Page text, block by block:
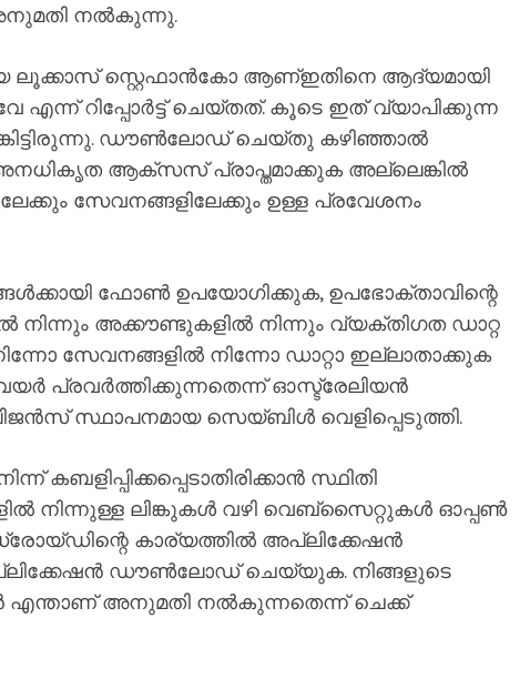
നൽകുന്നു.
ലൂക്കാസ് സ്റ്റെഫാൻകോ ആണ്ഇതിനെ ആദ്യമായി
എന്ന് റിപ്പോർട്ട് ചെയ്തത്. കൂടെ ഇത് വ്യാപിക്കുന്ന
ഡൗൺലോഡ് ചെയ്തു കഴിഞ്ഞാൽ
ആക്സസ് പ്രാപ്തമാക്കുക അല്ലെങ്കിൽ
സേവനങ്ങളിലേക്കും ഉള്ള പ്രവേശനം
ഫോൺ ഉപയോഗിക്കുക, ഉപഭോക്താവിന്റെ
അക്കൗണ്ടുകളിൽ നിന്നും വ്യക്തിഗത ഡാറ്റ
സേവനങ്ങളിൽ നിന്നോ ഡാറ്റാ ഇല്ലാതാക്കുക
പ്രവർത്തിക്കുന്നതെന്ന് ഓസ്ട്രേലിയൻ
സ്ഥാപനമായ സെയ്‌ബിൾ വെളിപ്പെടുത്തി.
സ്ഥിതി
നിന്നുള്ള ലിങ്കുകൾ വഴി വെബ്സൈറ്റുകൾ ഓപ്പൺ
കാര്യത്തിൽ അപ്ലിക്കേഷൻ
അപ്ലിക്കേഷൻ ഡൗൺലോഡ് ചെയ്യുക. നിങ്ങളുടെ
എന്താണ് അനുമതി നൽകുന്നതെന്ന് ചെക്ക്